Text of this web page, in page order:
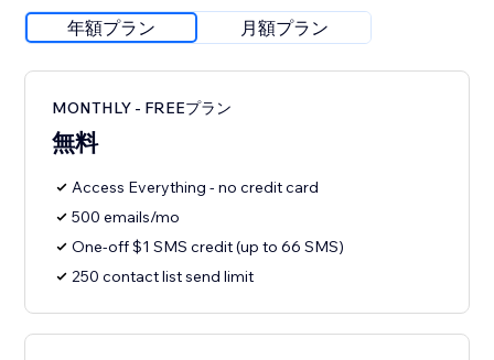
年額プラン 月額プラン
MONTHLY - FREEプラン
無料
Access Everything - no credit card
500 emails/mo
One-off $1 SMS credit (up to 66 SMS)
250 contact list send limit